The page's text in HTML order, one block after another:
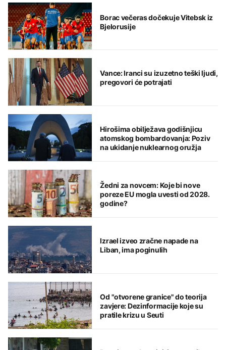
Borac večeras dočekuje Vitebsk iz
Bjelorusije
Vance: Iranci su izuzetno teški ljudi,
pregovori će potrajati
Hirošima obilježava godišnjicu
atomskog bombardovanja: Poziv
na ukidanje nuklearnog oružja
Žedni za novcem: Koje bi nove
poreze EU mogla uvesti od 2028.
godine?
Izrael izveo zračne napade na
Liban, ima poginulih
Od "otvorene granice" do teorija
zavjere: Dezinformacije koje su
pratile krizu u Seuti